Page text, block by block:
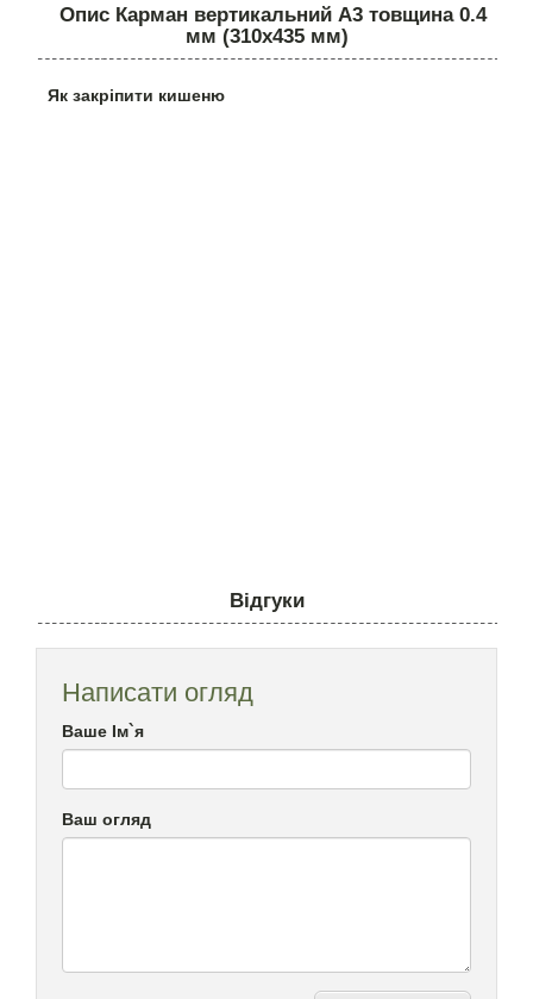
Опис Карман вертикальний А3 товщина 0.4
мм (310х435 мм)
Як закріпити кишеню
Відгуки
Написати огляд
Ваше Ім`я
Ваш огляд